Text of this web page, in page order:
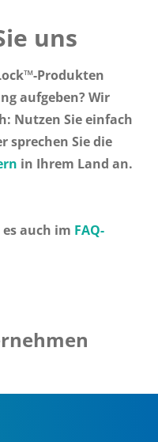
uns
Produkten
aufgeben? Wir
Nutzen Sie einfach
sprechen Sie die
in Ihrem Land an.
auch im FAQ-